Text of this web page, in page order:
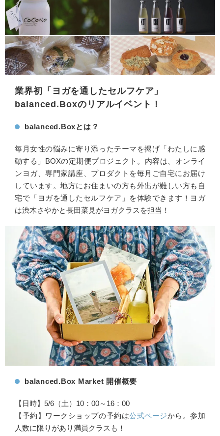
業界初「ヨガを通したセルフケア」
balanced.Boxのリアルイベント！
balanced.Boxとは？
毎月女性の悩みに寄り添ったテーマを掲げ「わたしに感
動する」BOXの定期便プロジェクト。内容は、オンライ
ンヨガ、専門家講座、プロダクトを毎月ご自宅にお届け
しています。地方にお住まいの方も外出が難しい方も自
宅で「ヨガを通したセルフケア」を体験できます！ヨガ
は渋木さやかと長田菜見がヨガクラスを担当！
balanced.Box Market 開催概要
【日時】5/6（土）10：00～16：00
【予約】ワークショップの予約は公式ページから。参加
人数に限りがあり満員クラスも！